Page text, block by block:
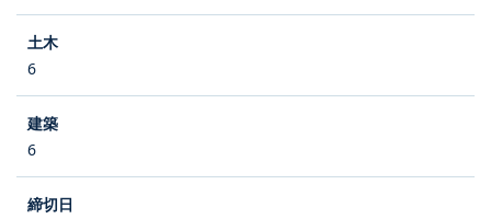
6
6